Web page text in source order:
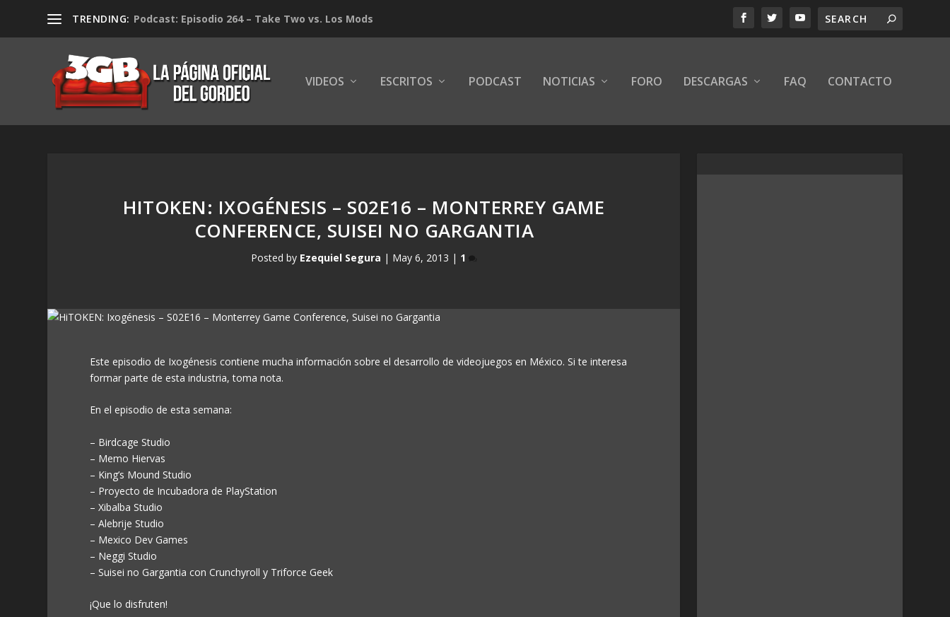
TRENDING: Podcast: Episodio 264 – Take Two vs. Los Mods
VIDEOS ESCRITOS PODCAST NOTICIAS FORO DESCARGAS FAQ CONTACTO
HITOKEN: IXOGÉNESIS – S02E16 – MONTERREY GAME
CONFERENCE, SUISEI NO GARGANTIA
Posted by Ezequiel Segura | May 6, 2013 | 1
Este episodio de Ixogénesis contiene mucha información sobre el desarrollo de videojuegos en México. Si te interesa
formar parte de esta industria, toma nota.
En el episodio de esta semana:
– Birdcage Studio
– Memo Hiervas
– King’s Mound Studio
– Proyecto de Incubadora de PlayStation
– Xibalba Studio
– Alebrije Studio
– Mexico Dev Games
– Neggi Studio
– Suisei no Gargantia con Crunchyroll y Triforce Geek
¡Que lo disfruten!